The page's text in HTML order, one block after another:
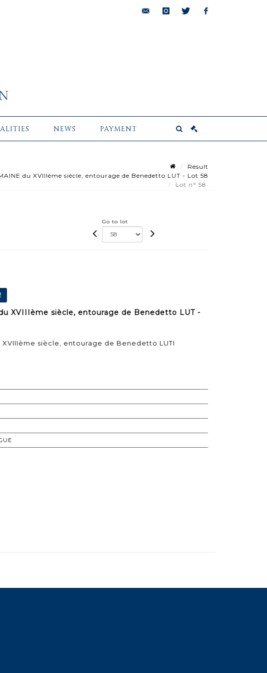
NEWS PAYMENT
Result
du XVIIIème siècle, entourage de Benedetto LUT - Lot 58
Lot n° 58
Go to lot
XVIIIème siècle, entourage de Benedetto LUT -
XVIIIème siècle, entourage de Benedetto LUTI